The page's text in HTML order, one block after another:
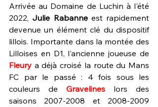
Arrivée au Domaine de Luchin à l'été
2022, Julie Rabanne est rapidement
devenue un élément clé du dispositif
lillois. Importante dans la montée des
Fleury a déjà croisé la route du Mans
FC par le passé : 4 fois sous les
couleurs de Gravelines lors des
saisons 2007-2008 et 2008-2009